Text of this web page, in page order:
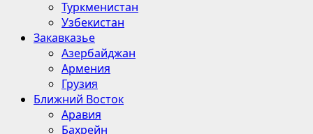
Туркменистан
Узбекистан
Закавказье
Азербайджан
Армения
Грузия
Ближний Восток
Аравия
Бахрейн